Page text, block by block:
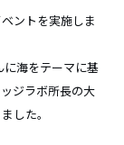
ントを実施しま
海をテーマに基
ジラボ所長の大
した。